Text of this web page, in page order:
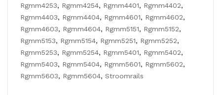
epl
eidi
ng
Rgmm4253, Rgmm4254, Rgmm4401, Rgmm4402,
Rgmm4403, Rgmm4404, Rgmm4601, Rgmm4602,
Rgmm4603, Rgmm4604, Rgmm5151, Rgmm5152,
Rgmm5153, Rgmm5154, Rgmm5251, Rgmm5252,
Rgmm5253, Rgmm5254, Rgmm5401, Rgmm5402,
Rgmm5403, Rgmm5404, Rgmm5601, Rgmm5602,
Rgmm5603, Rgmm5604, Stroomrails